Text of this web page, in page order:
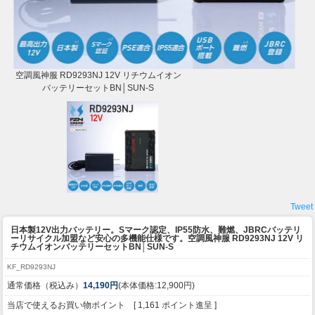
空調風神服 RD9293NJ 12V リチウムイオン
バッテリーセットBN│SUN-S
Tweet
日本製12V出力バッテリー。Sマーク認定、IP55防水、難燃、JBRCバッテリ
ーリサイクル加盟など安心の多機能仕様です。 空調風神服 RD9293NJ 12V リ
チウムイオンバッテリーセットBN│SUN-S
KF_RD9293NJ
通常価格（税込み） 14,190円(本体価格:12,900円)
当店で使えるお買い物ポイント [ 1,161 ポイント進呈 ]